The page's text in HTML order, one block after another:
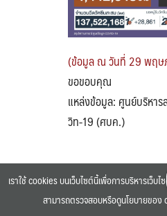
(ข้อมูล ณ วันที่ 29 พฤ
ขอขอบคุณ
แหล่งข้อมูล: ศูนย์บริหา
วิท-19 (ศบค.)
©2025 BANGKOK UNIVERSITY.
เราใช้ cookies บนเว็บไซต์นี้เพื่อการบริหารเว็
สามารถตรวจสอบหรือดูนโยบายของ